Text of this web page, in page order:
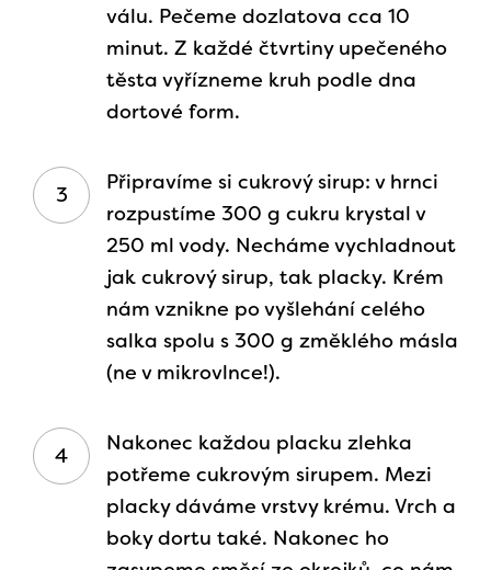
válu. Pečeme dozlatova cca 10
minut. Z každé čtvrtiny upečeného
těsta vyřízneme kruh podle dna
dortové form.
Připravíme si cukrový sirup: v hrnci
rozpustíme 300 g cukru krystal v
250 ml vody. Necháme vychladnout
jak cukrový sirup, tak placky. Krém
nám vznikne po vyšlehání celého
salka spolu s 300 g změklého másla
(ne v mikrovlnce!).
Nakonec každou placku zlehka
potřeme cukrovým sirupem. Mezi
placky dáváme vrstvy krému. Vrch a
boky dortu také. Nakonec ho